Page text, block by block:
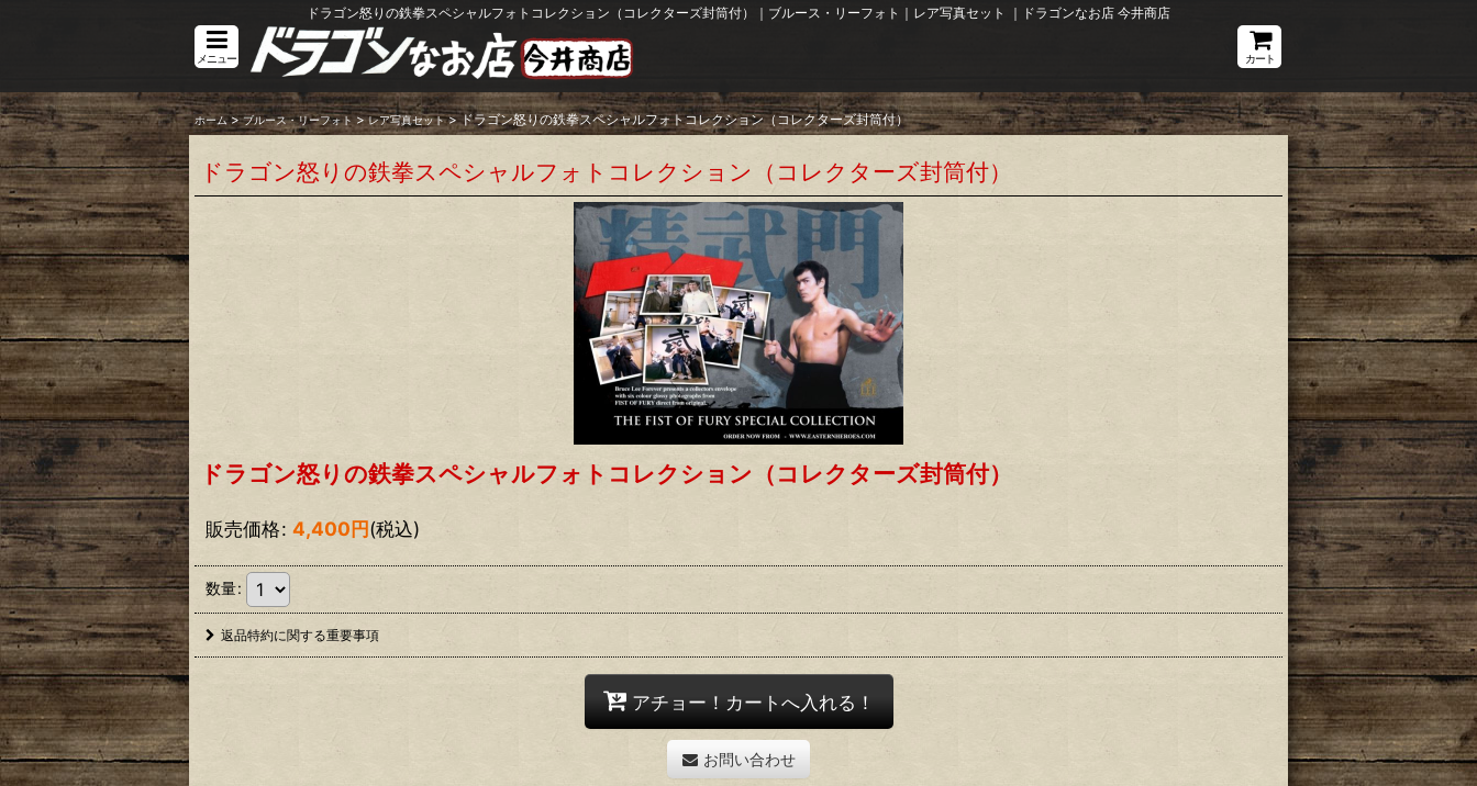
ドラゴン怒りの鉄拳スペシャルフォトコレクション（コレクターズ封筒付）｜ブルース・リーフォト｜レア写真セット ｜ドラゴンなお店 今井商店
メニュー カート
ホーム > ブルース・リーフォト > レア写真セット > ドラゴン怒りの鉄拳スペシャルフォトコレクション（コレクターズ封筒付）
ドラゴン怒りの鉄拳スペシャルフォトコレクション（コレクターズ封筒付）
ドラゴン怒りの鉄拳スペシャルフォトコレクション（コレクターズ封筒付）
販売価格: 4,400円(税込)
数量:
返品特約に関する重要事項
アチョー！カートへ入れる！
お問い合わせ